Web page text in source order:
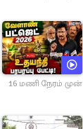
16 மணி நேரம் முன்